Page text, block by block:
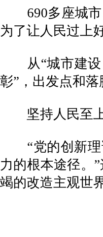
690多座城市
为了让人民过上
从“城市建设
彰”，出发点和
坚持人民至上
“党的创新理
力的根本途径。
竭的改造主观世